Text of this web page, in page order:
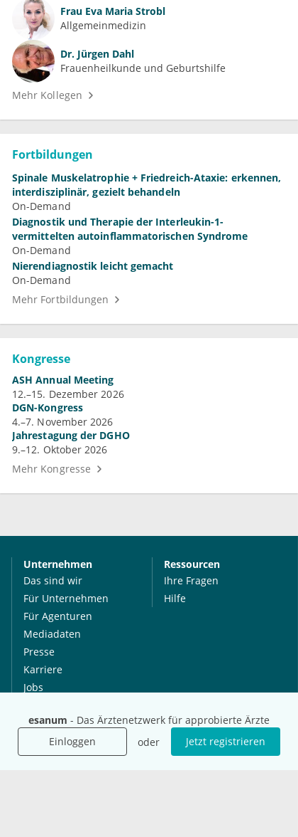
esanum - Das Ärztenetzwerk für approbierte Ärzte
Einloggen
oder Jetzt registrieren
Frau Eva Maria Strobl
Allgemeinmedizin
Dr. Jürgen Dahl
Frauenheilkunde und Geburtshilfe
Mehr Kollegen
Fortbildungen
Spinale Muskelatrophie + Friedreich-Ataxie: erkennen,
interdisziplinär, gezielt behandeln
On-Demand
Diagnostik und Therapie der Interleukin-1-
vermittelten autoinflammatorischen Syndrome
On-Demand
Nierendiagnostik leicht gemacht
On-Demand
Mehr Fortbildungen
Kongresse
ASH Annual Meeting
12.–15. Dezember 2026
DGN-Kongress
4.–7. November 2026
Jahrestagung der DGHO
9.–12. Oktober 2026
Mehr Kongresse
Unternehmen
Das sind wir
Für Unternehmen
Für Agenturen
Mediadaten
Presse
Karriere
Jobs
Ressourcen
Ihre Fragen
Hilfe
International
esanum.it
esanum.com
Social Media
Youtube
Twitter